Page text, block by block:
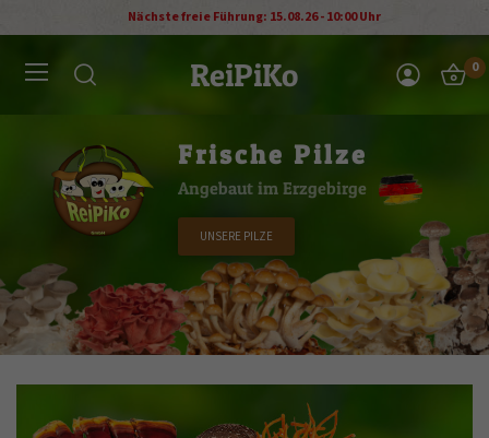
Nächste freie Führung: 15.08.26 - 10:00 Uhr
ReiPiKo 0
Frische Pilze
Angebaut im Erzgebirge
UNSERE PILZE
Entdecke die
Vielfalt
aus dem Erzgebirge
Führungen
bei uns
JETZT ANMELDEN